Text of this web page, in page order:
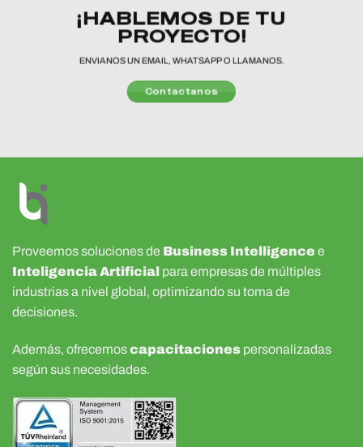
¡HABLEMOS DE TU
PROYECTO!
ENVIANOS UN EMAIL, WHATSAPP O LLAMANOS.
Contactanos
Proveemos soluciones de Business Intelligence e
Inteligencia Artificial para empresas de múltiples
industrias a nivel global, optimizando su toma de
decisiones.
Además, ofrecemoscapacitaciones personalizadas
según sus necesidades.